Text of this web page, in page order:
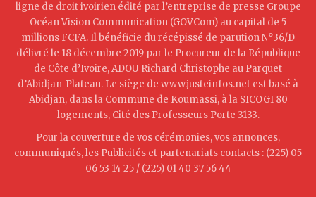
ligne de droit ivoirien édité par l’entreprise de presse Groupe
Océan Vision Communication (GOVCom) au capital de 5
millions FCFA. Il bénéficie du récépissé de parution N°36/D
délivré le 18 décembre 2019 par le Procureur de la République
de Côte d’Ivoire, ADOU Richard Christophe au Parquet
d’Abidjan-Plateau. Le siège de www.justeinfos.net est basé à
Abidjan, dans la Commune de Koumassi, à la SICOGI 80
logements, Cité des Professeurs Porte 3133.
Pour la couverture de vos cérémonies, vos annonces,
communiqués, les Publicités et partenariats contacts : (225) 05
06 53 14 25 / (225) 01 40 37 56 44